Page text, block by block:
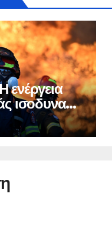
ενέργεια
ισοδυναμεί
βόμβες